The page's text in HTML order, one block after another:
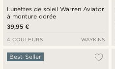
Lunettes de soleil Warren Aviator
à monture dorée
39,95 €
4 COULEURS WAYKINS
Best-Seller